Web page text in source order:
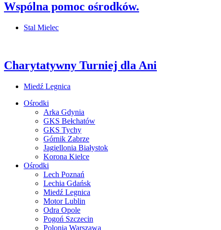
Wspólna pomoc ośrodków.
Stal Mielec
Charytatywny Turniej dla Ani
Miedź Legnica
Ośrodki
Arka Gdynia
GKS Bełchatów
GKS Tychy
Górnik Zabrze
Jagiellonia Białystok
Korona Kielce
Ośrodki
Lech Poznań
Lechia Gdańsk
Miedź Legnica
Motor Lublin
Odra Opole
Pogoń Szczecin
Polonia Warszawa